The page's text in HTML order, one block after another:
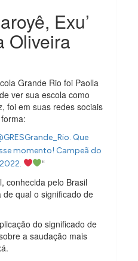
Exu’
Oliveira
Grande Rio foi Paolla
ver sua escola como
foi em suas redes sociais
Que
momento! Campeã do
“
conhecida pelo Brasil
qual o significado de
do significado de
a saudação mais